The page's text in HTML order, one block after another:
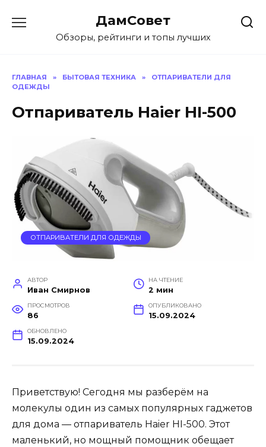
содержанию
ДамСовет
Обзоры, рейтинги и топы лучших
ГЛАВНАЯ » БЫТОВАЯ ТЕХНИКА »
ОТПАРИВАТЕЛИ ДЛЯ
ОДЕЖДЫ
Отпариватель Haier HI-500
ОТПАРИВАТЕЛИ ДЛЯ ОДЕЖДЫ
АВТОР
Иван Смирнов
НА ЧТЕНИЕ
2 мин
ПРОСМОТРОВ
86
ОПУБЛИКОВАНО
15.09.2024
ОБНОВЛЕНО
15.09.2024
Приветствую! Сегодня мы разберём на
молекулы один из самых популярных гаджетов
для дома — отпариватель Haier HI-500. Этот
маленький, но мощный помощник обещает